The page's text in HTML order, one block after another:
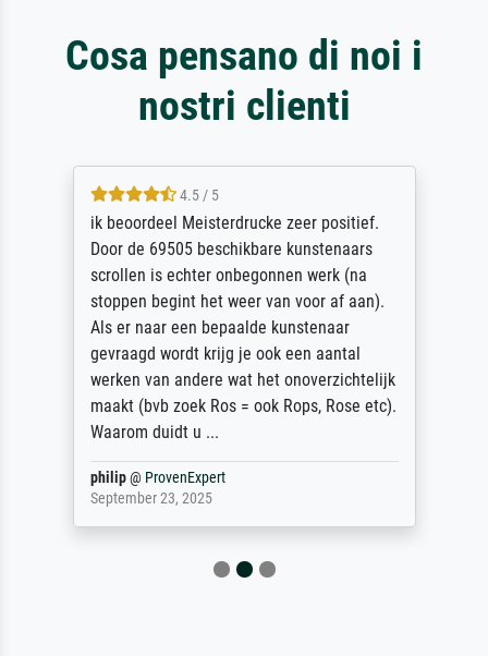
Cosa pensano di noi i
nostri clienti
4.5 / 5
ik beoordeel Meisterdrucke zeer positief.
Door de 69505 beschikbare kunstenaars
scrollen is echter onbegonnen werk (na
stoppen begint het weer van voor af aan).
Als er naar een bepaalde kunstenaar
gevraagd wordt krijg je ook een aantal
werken van andere wat het onoverzichtelijk
maakt (bvb zoek Ros = ook Rops, Rose etc).
Waarom duidt u ...
philip@ ProvenExpert
September 23, 2025